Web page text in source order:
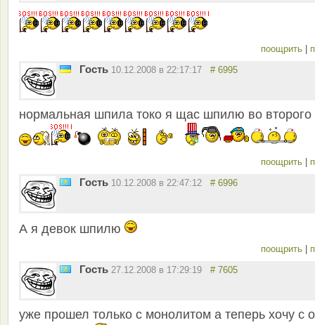
поощрить
Гость 10.12.2008 в 22:17:17 # 6995
нормальная шпила токо я щас шпилю во второго
поощрить
Гость 10.12.2008 в 22:47:12 # 6996
А я девок шпилю
поощрить
Гость 27.12.2008 в 17:29:19 # 7605
уже прошел только с монолитом а теперь хочу с